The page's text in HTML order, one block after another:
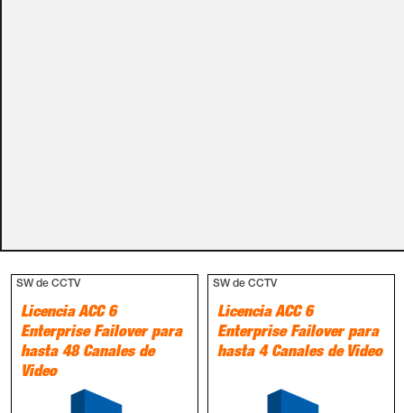
SW de CCTV
Licencia ACC 6
Enterprise Failover para
hasta 48 Canales de
Video
SW de CCTV
Licencia ACC 6
Enterprise Failover para
hasta 4 Canales de Video